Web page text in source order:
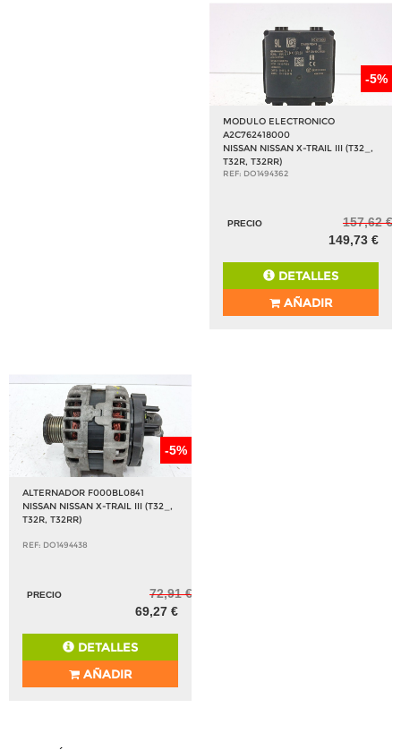
-5%
MODULO ELECTRONICO
A2C762418000
NISSAN NISSAN X-TRAIL III (T32_,
T32R, T32RR)
REF: DO1494362
PRECIO
157,62 €
149,73 €
DETALLES
AÑADIR
-5%
ALTERNADOR F000BL0841
NISSAN NISSAN X-TRAIL III (T32_,
T32R, T32RR)
REF: DO1494438
PRECIO
72,91 €
69,27 €
DETALLES
AÑADIR